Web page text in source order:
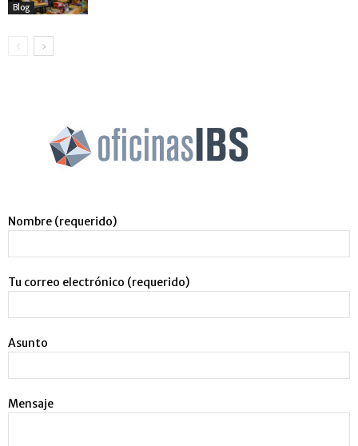
Blog
Nombre (requerido)
Tu correo electrónico (requerido)
Asunto
Mensaje